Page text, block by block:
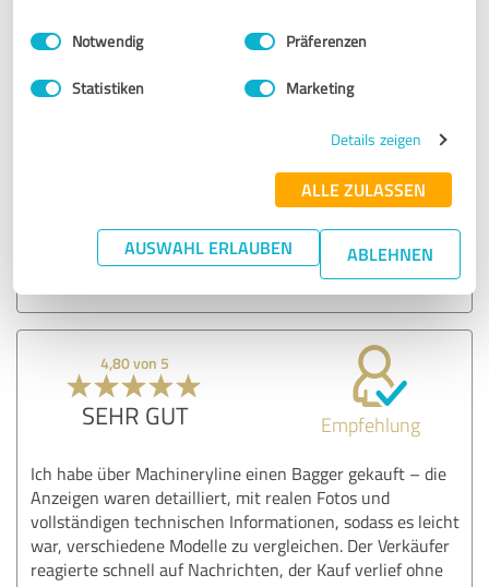
Impressum Datenschutzbestimmungen
Einwilligungsauswahl
Notwendig Präferenzen
Statistiken Marketing
Details zeigen
ALLE ZULASSEN
AUSWAHL ERLAUBEN ABLEHNEN
Machineryline
28.12.2025 Anonym
Vielen Dank für Ihr Feedback! Rückmeldungen unserer
Nutzer sind uns sehr wichtig und helfen uns, unseren
Service kontinuierlich zu verbessern. Wir wünschen
Ihnen weiterhin eine komfortable Nutzung der
Plattform. Z poważaniem, zespół Machineryline
4,80 von 5
SEHR GUT Empfehlung
Ich habe über Machineryline einen Bagger gekauft – die
Anzeigen waren detailliert, mit realen Fotos und
vollständigen technischen Informationen, sodass es leicht
war, verschiedene Modelle zu vergleichen. Der Verkäufer
reagierte schnell auf Nachrichten, der Kauf verlief ohne